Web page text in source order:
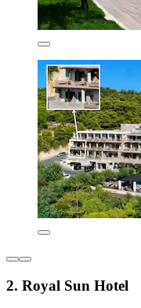
2. Royal Sun Hotel